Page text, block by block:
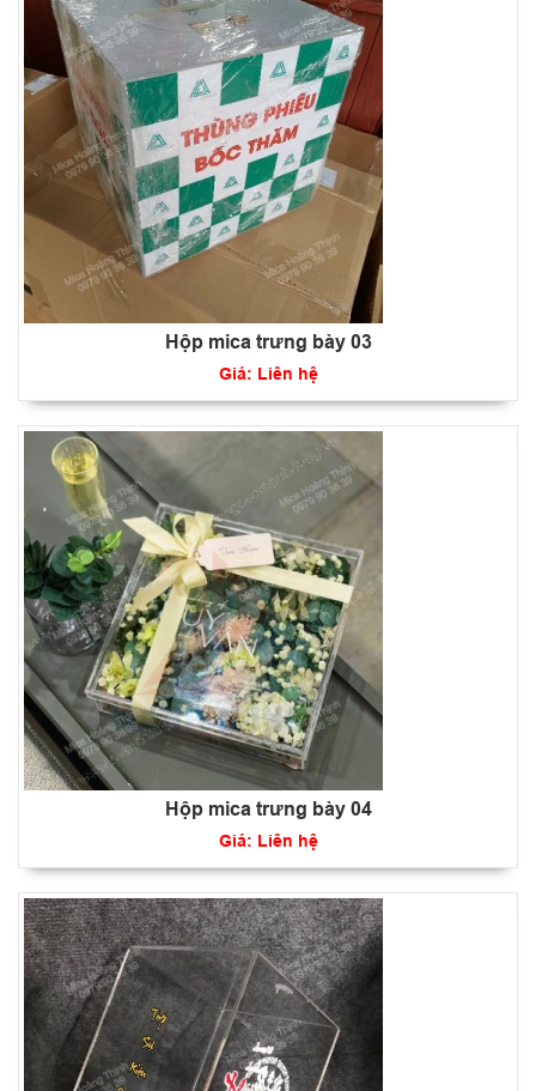
Hộp mica trưng bày 03
Giá: Liên hệ
Hộp mica trưng bày 04
Giá: Liên hệ